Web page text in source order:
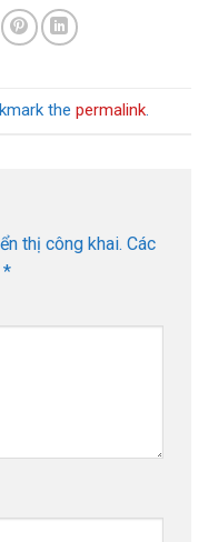
the permalink.
thị công khai. Các
*